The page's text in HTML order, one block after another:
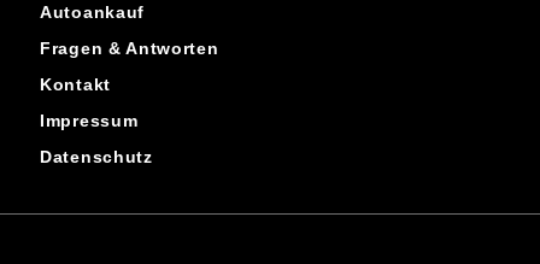
Autoankauf
Fragen & Antworten
Kontakt
Impressum
Datenschutz